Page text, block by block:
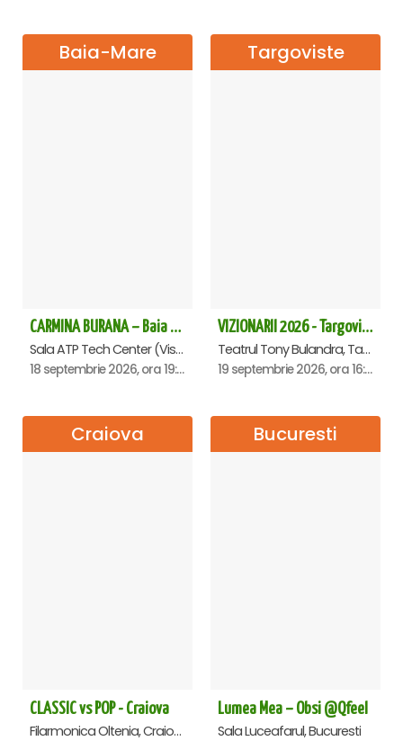
Baia-Mare
CARMINA BURANA – Baia Mare
Sala ATP Tech Center (Vis a vis de Auchan), Baia-Mare
18 septembrie 2026, ora 19:00
Targoviste
VIZIONARII 2026 - Targoviste
Teatrul Tony Bulandra, Targoviste
19 septembrie 2026, ora 16:00
Craiova
CLASSIC vs POP - Craiova
Filarmonica Oltenia, Craiova
Bucuresti
Lumea Mea – Obsi @Qfeel
Sala Luceafarul, Bucuresti